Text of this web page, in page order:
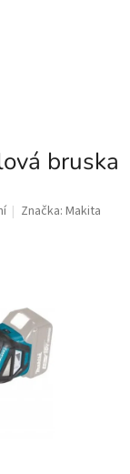
bruska
Značka:Makita